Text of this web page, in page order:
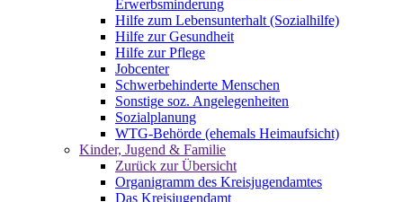
Erwerbsminderung
Hilfe zum Lebensunterhalt (Sozialhilfe)
Hilfe zur Gesundheit
Hilfe zur Pflege
Jobcenter
Schwerbehinderte Menschen
Sonstige soz. Angelegenheiten
Sozialplanung
WTG-Behörde (ehemals Heimaufsicht)
Kinder, Jugend & Familie
Zurück zur Übersicht
Organigramm des Kreisjugendamtes
Das Kreisjugendamt